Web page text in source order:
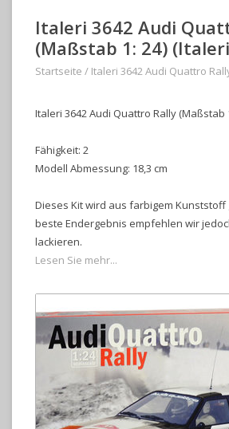
Italeri 3642 Audi
(Maßstab 1: 24)
Startseite / Italeri 3642 Audi Quattro
Italeri 3642 Audi Quattro Rally (Maßstab
Fähigkeit: 2
Modell Abmessung: 18,3 cm
Dieses Kit wird aus farbigem Kunststoff
beste Endergebnis empfehlen wir
lackieren.
Lesen Sie mehr...